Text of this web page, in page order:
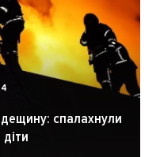
спалахнули